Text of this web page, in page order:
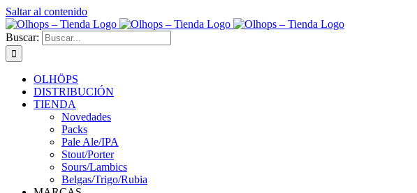
Saltar al contenido
Buscar:
OLHÖPS
DISTRIBUCIÓN
TIENDA
Novedades
Packs
Pale Ale/IPA
Stout/Porter
Sours/Lambics
Belgas/Trigo/Rubia